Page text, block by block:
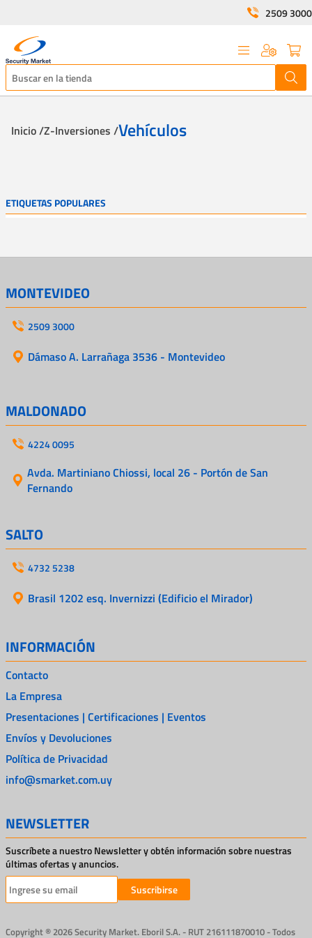
2509 3000
Inicio /Z-Inversiones /Vehículos
ETIQUETAS POPULARES
MONTEVIDEO
2509 3000
Dámaso A. Larrañaga 3536 - Montevideo
MALDONADO
4224 0095
Avda. Martiniano Chiossi, local 26 - Portón de San
Fernando
SALTO
4732 5238
Brasil 1202 esq. Invernizzi (Edificio el Mirador)
INFORMACIÓN
Contacto
La Empresa
Presentaciones | Certificaciones | Eventos
Envíos y Devoluciones
Política de Privacidad
info@smarket.com.uy
NEWSLETTER
Suscríbete a nuestro Newsletter y obtén información sobre nuestras
últimas ofertas y anuncios.
Suscribirse
Copyright ® 2026 Security Market. Eboril S.A. - RUT 216111870010 - Todos